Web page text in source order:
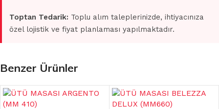
Toptan Tedarik: Toplu alım taleplerinizde, ihtiyacınıza
özel lojistik ve fiyat planlaması yapılmaktadır.
Benzer Ürünler